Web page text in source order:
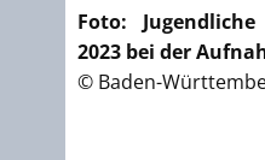
Foto:
2023 bei der
© Baden-